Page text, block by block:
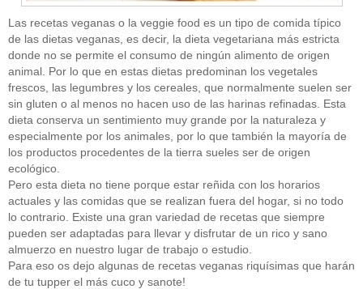
Las recetas veganas o la veggie food es un tipo de comida típico
de las dietas veganas, es decir, la dieta vegetariana más estricta
donde no se permite el consumo de ningún alimento de origen
animal. Por lo que en estas dietas predominan los vegetales
frescos, las legumbres y los cereales, que normalmente suelen ser
sin gluten o al menos no hacen uso de las harinas refinadas. Esta
dieta conserva un sentimiento muy grande por la naturaleza y
especialmente por los animales, por lo que también la mayoría de
los productos procedentes de la tierra sueles ser de origen
ecológico.
Pero esta dieta no tiene porque estar reñida con los horarios
actuales y las comidas que se realizan fuera del hogar, si no todo
lo contrario. Existe una gran variedad de recetas que siempre
pueden ser adaptadas para llevar y disfrutar de un rico y sano
almuerzo en nuestro lugar de trabajo o estudio.
Para eso os dejo algunas de recetas veganas riquísimas que harán
de tu tupper el más cuco y sanote!